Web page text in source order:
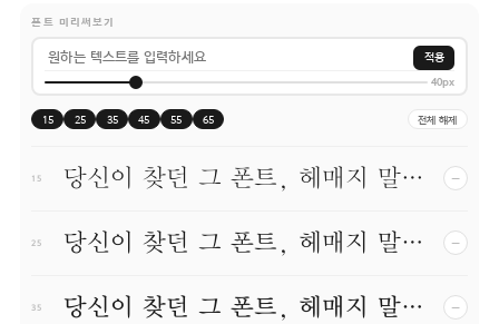
폰트 미리써보기
적용
40px
15 25 35 45 55 65 전체 해제
15 당신이 찾던 그 폰트, 헤매지 말고 바로 폰코! −
25 당신이 찾던 그 폰트, 헤매지 말고 바로 폰코! −
35 당신이 찾던 그 폰트, 헤매지 말고 바로 폰코! −